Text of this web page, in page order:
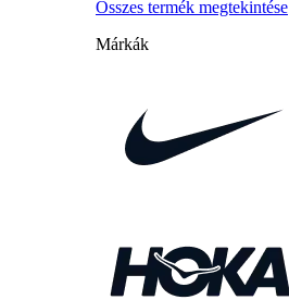
Összes termék megtekintése
Márkák